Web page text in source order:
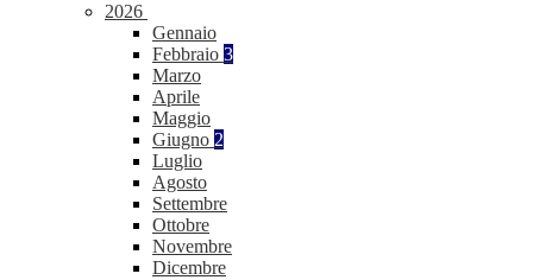
2026
Gennaio
Febbraio 3
Marzo
Aprile
Maggio
Giugno 2
Luglio
Agosto
Settembre
Ottobre
Novembre
Dicembre